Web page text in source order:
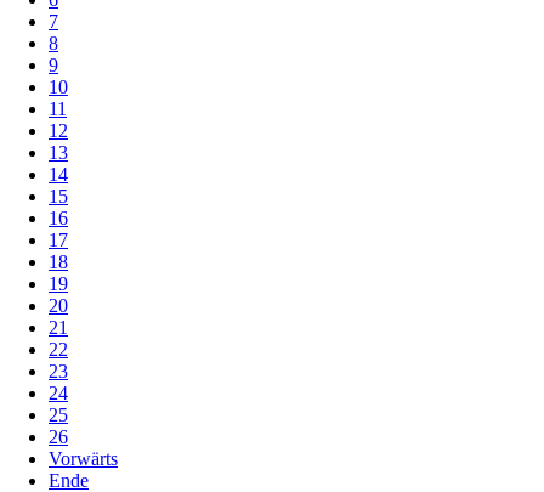
7
8
9
10
11
12
13
14
15
16
17
18
19
20
21
22
23
24
25
26
Vorwärts
Ende